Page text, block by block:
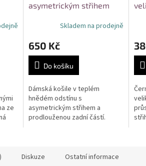
A
ze
asymetrickým střihem
Skladem na prodejně
650 Kč
Do košíku
Dámská košile v teplém
hnědém odstínu s
asymetrickým střihem a
prodlouženou zadní částí.
Nadčasový design...
Diskuze Ostatní informace